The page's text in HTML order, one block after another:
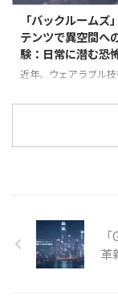
「バックルームズ
テンツで異空間へ
験：日常に潜む恐
近年、ウェアラブル
ントの形をもたらし
に、拡張現実（AR）
革